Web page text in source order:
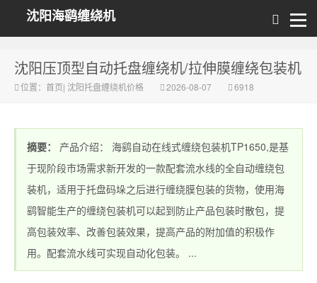
沈阳海鹞缠绕机
沈阳压顶型自动托盘缠绕机/拉伸膜缠绕包装机
位置： 首页| 沈阳托盘缠绕机价格 2026-08-07 6918
摘要：
产品介绍： 海鹞自动在线式缠绕包装机TP1650,是基
于现阶段市场需求新开发的一款配套流水线的全自动缠绕包
装机，适用于托盘码垛之后进行缠绕膜包装的货物，使用海
鹞智能生产的缠绕包装机可以起到防止产品包装时散包，提
高包装效率、改善包装效果，提高产品的附加值的积极作
用。配套流水线可实现自动化包装。 ...